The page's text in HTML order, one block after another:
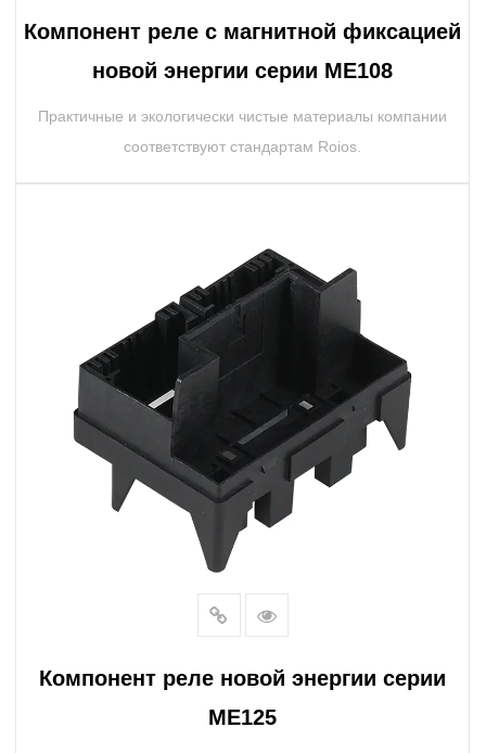
Компонент реле с магнитной фиксацией
новой энергии серии ME108
Практичные и экологически чистые материалы компании
соответствуют стандартам Roios.
Компонент реле новой энергии серии
ME125